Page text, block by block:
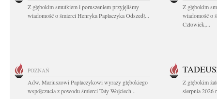
Z głębokim smutkiem i poruszeniem przyjęliśmy
wiadomość o śmierci Henryka Paplaczyka Odszedł...
Z głębokim
wiadomość o
Człowiek,...
POZNAŃ
Adw. Mariuszowi Paplaczykowi wyrazy głębokiego
współczucia z powodu śmierci Taty Wojciech...
Z głębokim
sierpnia 2026